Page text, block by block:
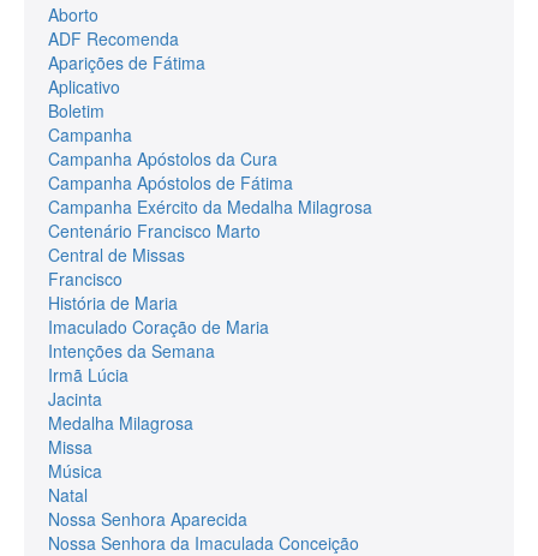
Aborto
ADF Recomenda
Aparições de Fátima
Aplicativo
Boletim
Campanha
Campanha Apóstolos da Cura
Campanha Apóstolos de Fátima
Campanha Exército da Medalha Milagrosa
Centenário Francisco Marto
Central de Missas
Francisco
História de Maria
Imaculado Coração de Maria
Intenções da Semana
Irmã Lúcia
Jacinta
Medalha Milagrosa
Missa
Música
Natal
Nossa Senhora Aparecida
Nossa Senhora da Imaculada Conceição